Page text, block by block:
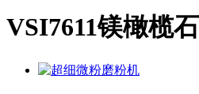
VSI7611镁橄榄